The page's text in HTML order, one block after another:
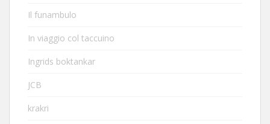
Il funambulo
In viaggio col taccuino
Ingrids boktankar
JCB
krakri